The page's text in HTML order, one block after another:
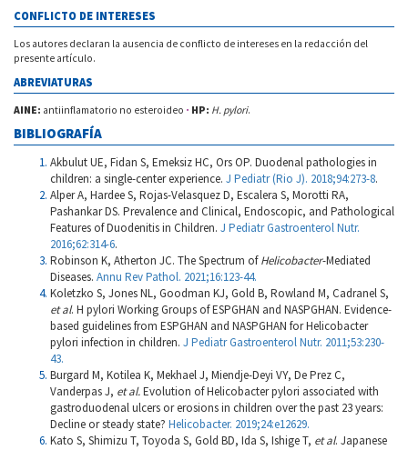
CONFLICTO DE INTERESES
Los autores declaran la ausencia de conflicto de intereses en la redacción del
presente artículo.
ABREVIATURAS
AINE: antiinflamatorio no esteroideo · HP: H. pylori.
BIBLIOGRAFÍA
Akbulut UE, Fidan S, Emeksiz HC, Ors OP. Duodenal pathologies in
children: a single-center experience. J Pediatr (Rio J). 2018;94:273-8.
Alper A, Hardee S, Rojas-Velasquez D, Escalera S, Morotti RA,
Pashankar DS. Prevalence and Clinical, Endoscopic, and Pathological
Features of Duodenitis in Children. J Pediatr Gastroenterol Nutr.
2016;62:314-6.
Robinson K, Atherton JC. The Spectrum ofHelicobacter-Mediated
Diseases. Annu Rev Pathol. 2021;16:123-44.
Koletzko S, Jones NL, Goodman KJ, Gold B, Rowland M, Cadranel S,
et al. H pylori Working Groups of ESPGHAN and NASPGHAN. Evidence-
based guidelines from ESPGHAN and NASPGHAN for Helicobacter
pylori infection in children. J Pediatr Gastroenterol Nutr. 2011;53:230-
43.
Burgard M, Kotilea K, Mekhael J, Miendje-Deyi VY, De Prez C,
Vanderpas J, et al.Evolution of Helicobacter pylori associated with
gastroduodenal ulcers or erosions in children over the past 23 years:
Decline or steady state? Helicobacter. 2019;24:e12629.
Kato S, Shimizu T, Toyoda S, Gold BD, Ida S, Ishige T, et al. Japanese